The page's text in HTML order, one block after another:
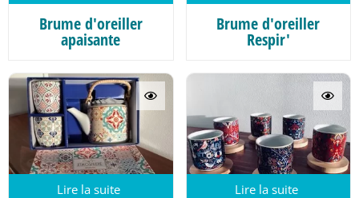
Brume d'oreiller
apaisante
Brume d'oreiller
Respir'
Lire la suite Lire la suite